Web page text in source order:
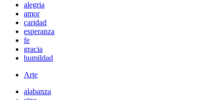
alegria
amor
caridad
esperanza
fe
gracia
humildad
Arte
alabanza